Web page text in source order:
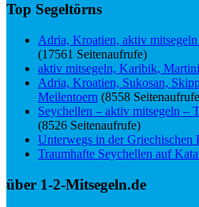
Top Segeltörns
Adria, Kroatien, aktiv mitsegeln
(17561 Seitenaufrufe)
aktiv mitsegeln, Karibik,
Adria, Kroatien, Sukosan,
Meilentoern (8558
Seychellen – aktiv mitsegeln –
(8526 Seitenaufrufe)
Unterwegs in der Griechischen
Traumhafte Seychellen auf
über 1-2-Mitsegeln.de